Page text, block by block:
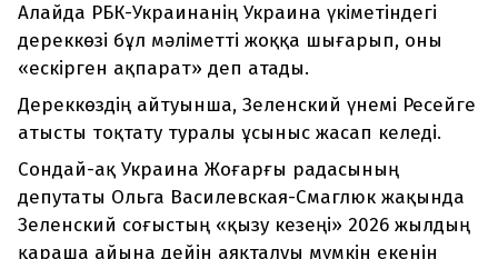
Алайда РБК-Украинанің Украина үкіметіндегі
дереккөзі бұл мәліметті жоққа шығарып, оны
«ескірген ақпарат» деп атады.
Дереккөздің айтуынша, Зеленский үнемі Ресейге
атысты тоқтату туралы ұсыныс жасап келеді.
Сондай-ақ Украина Жоғарғы радасының
депутаты Ольга Василевская-Смаглюк жақында
Зеленский соғыстың «қызу кезеңі» 2026 жылдың
қараша айына дейін аяқталуы мүмкін екенін